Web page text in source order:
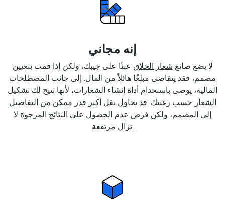
إنه مجاني
لا يضع صانع شعار الحلاق عبئًا على جيبك، ولكن إذا قمت بتعيين
مصمم، فقد يتقاضى مبلغًا هائلاً من المال. إلى جانب المصطلحات
المالية، يوصى باستخدام أداة إنشاء الشعارات، لأنها تتيح لك تشكيل
الشعار حسب رغبتك. قد تحاول نقل أكبر قدر ممكن من التفاصيل
إلى المصمم، ولكن فرص عدم الحصول على النتائج المرجوة لا
تزال مرتفعة.